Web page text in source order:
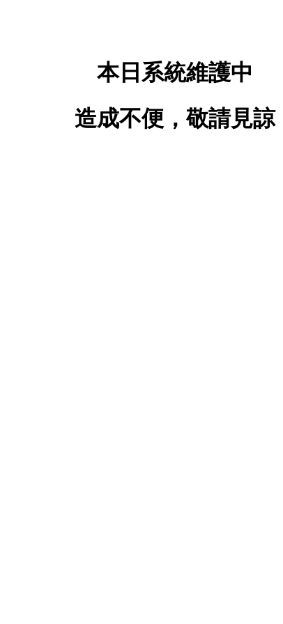
本日系統維護中
造成不便，敬請見諒